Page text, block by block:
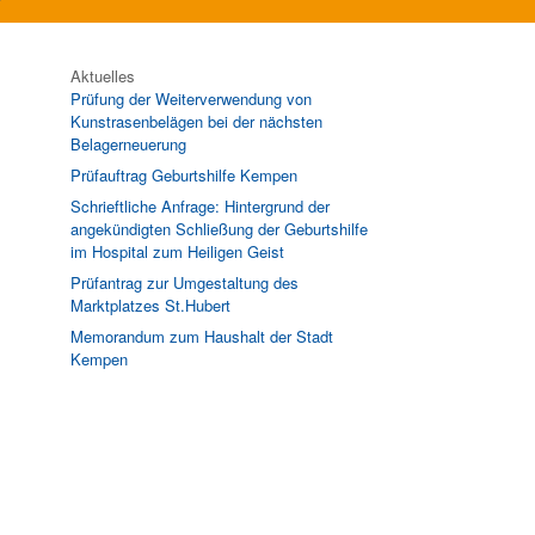
Aktuelles
Prüfung der Weiterverwendung von
Kunstrasenbelägen bei der nächsten
Belagerneuerung
Prüfauftrag Geburtshilfe Kempen
Schrieftliche Anfrage: Hintergrund der
angekündigten Schließung der Geburtshilfe
im Hospital zum Heiligen Geist
Prüfantrag zur Umgestaltung des
Marktplatzes St.Hubert
Memorandum zum Haushalt der Stadt
Kempen